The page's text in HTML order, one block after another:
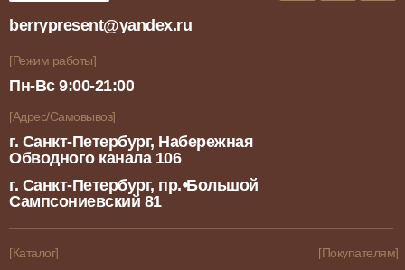
[Покупателям]
berrypresent@yandex.ru
Пн-Вс 9:00-21:00
[Каталог]
[Режим работы]
г. Санкт-Петербург, Набережная
Обводного канала 106
г. Санкт-Петербург, пр.⦁Большой
Сампсониевский 81
[Адрес/Самовывоз]